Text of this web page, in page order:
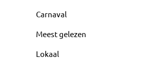
Carnaval
Meest gelezen
Lokaal